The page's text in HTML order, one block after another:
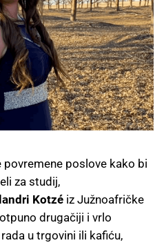
poslove kako bi
za studij,
Kotzé iz Južnoafričke
drugačiji i vrlo
u trgovini ili kafiću,